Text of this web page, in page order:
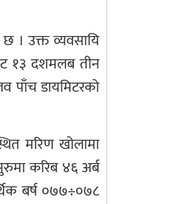
। उक्त व्यवसायि
१३ दशमलब तीन
पाँच डायमिटरको
मरिण खोलामा
करिब ४६ अर्ब
बर्ष ०७७÷०७८